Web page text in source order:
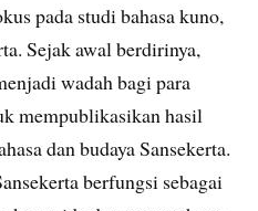
pada studi bahasa kuno,
Sejak awal berdirinya,
wadah bagi para
mempublikasikan hasil
dan budaya Sansekerta.
berfungsi sebagai